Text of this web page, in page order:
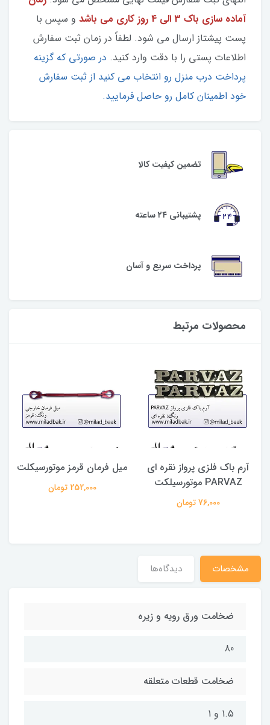
آماده سازی باک 3 الی 4 روز کاری می باشد
و سپس با
پست پیشتاز ارسال می شود. لطفاً در زمان ثبت سفارش
اطلاعات پستی را با دقت وارد کنید. در صورتی که گزینه
پرداخت درب منزل رو انتخاب می کنید از ثبت سفارش
خود اطمینان کامل رو حاصل فرمایید.
تضمین کیفیت کالا
پشتیبانی ۲۴ ساعته
پرداخت سریع و آسان
محصولات مرتبط
آرم باک فلزی پرواز نقره ای
PARVAZ موتورسیلکت
76,000 تومان
میل فرمان قرمز موتورسیکلت
252,000 تومان
مشخصات دیدگاه‌ها
ضخامت ورق رویه و زیره
80
ضخامت قطعات متعلقه
1.5 و 1